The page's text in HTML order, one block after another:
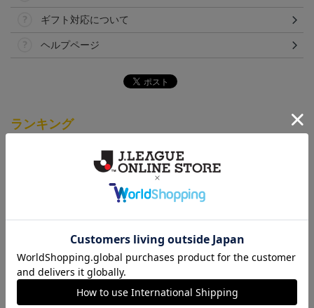
ギフト対応について
ヘルプページ
ランキング
「2026/27シーズン 明治
安田J3リーグ」オーセン
19,800円～24,500円
[2026/27シーズン 明治安
田J3リーグ]ベビーユニフ
4,950円
[2026/27シーズン 明治安
田J3リーグ]ドッグシャツ
小型犬用(FP1stデザイン)
4,950円